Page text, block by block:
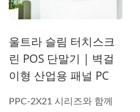
울트라 슬림 터치스크
린 POS 단말기 | 벽걸
이형 산업용 패널 PC
PPC-2X21 시리즈와 함께